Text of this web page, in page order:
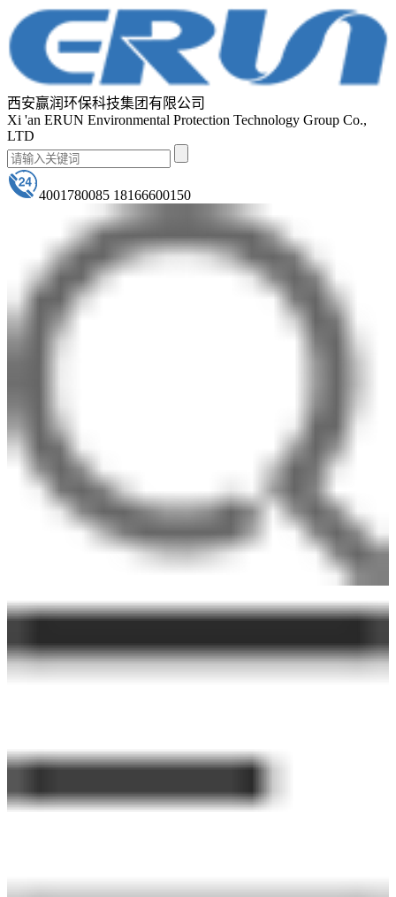
西安赢润环保科技集团有限公司
Xi 'an ERUN Environmental Protection Technology Group Co.,
LTD
4001780085 18166600150